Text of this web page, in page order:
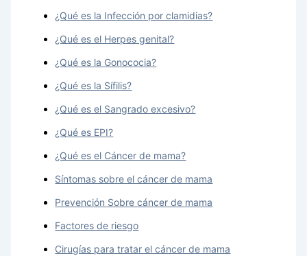
¿Qué es la Infección por clamidias?
¿Qué es el Herpes genital?
¿Qué es la Gonococia?
¿Qué es la Sífilis?
¿Qué es el Sangrado excesivo?
¿Qué es EPI?
¿Qué es el Cáncer de mama?
Síntomas sobre el cáncer de mama
Prevención Sobre cáncer de mama
Factores de riesgo
Cirugías para tratar el cáncer de mama